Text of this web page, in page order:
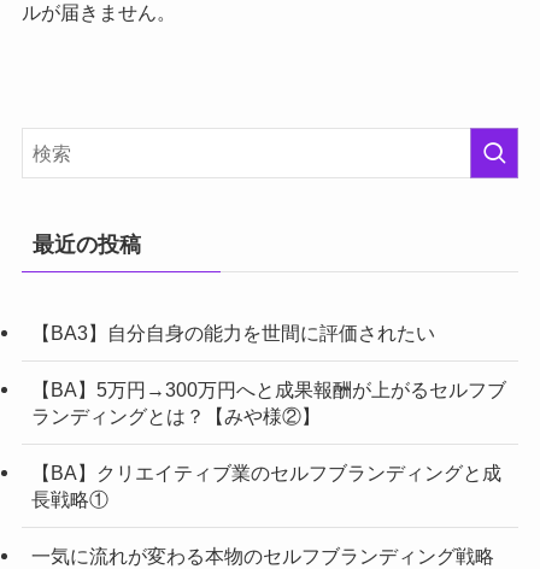
ルが届きません。
最近の投稿
【BA3】自分自身の能力を世間に評価されたい
【BA】5万円→300万円へと成果報酬が上がるセルフブ
ランディングとは？【みや様②】
【BA】クリエイティブ業のセルフブランディングと成
長戦略①
一気に流れが変わる本物のセルフブランディング戦略